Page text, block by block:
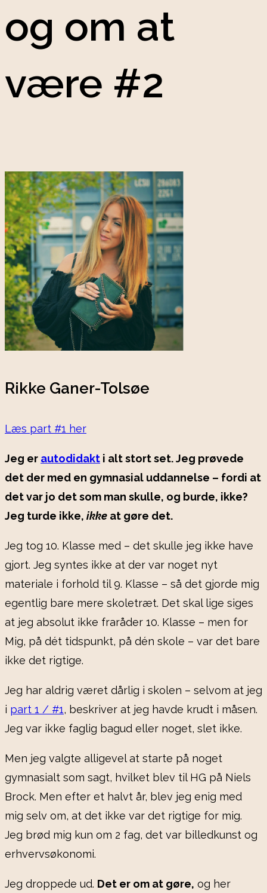
og om at
være #2
Rikke Ganer-Tolsøe
Læs part #1 her
Jeg er autodidakt i alt stort set. Jeg prøvede
det der med en gymnasial uddannelse – fordi at
det var jo det som man skulle, og burde, ikke?
Jeg turde ikke, ikke at gøre det.
Jeg tog 10. Klasse med – det skulle jeg ikke have
gjort. Jeg syntes ikke at der var noget nyt
materiale i forhold til 9. Klasse – så det gjorde mig
egentlig bare mere skoletræt. Det skal lige siges
at jeg absolut ikke fraråder 10. Klasse – men for
Mig, på dét tidspunkt, på dén skole – var det bare
ikke det rigtige.
Jeg har aldrig været dårlig i skolen – selvom at jeg
i part 1 / #1, beskriver at jeg havde krudt i måsen.
Jeg var ikke faglig bagud eller noget, slet ikke.
Men jeg valgte alligevel at starte på noget
gymnasialt som sagt, hvilket blev til HG på Niels
Brock. Men efter et halvt år, blev jeg enig med
mig selv om, at det ikke var det rigtige for mig.
Jeg brød mig kun om 2 fag, det var billedkunst og
erhvervsøkonomi.
Jeg droppede ud. Det er om at gøre, og her